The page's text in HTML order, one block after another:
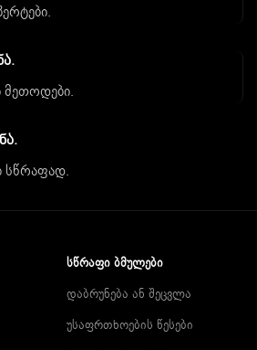
სწრაფად.
ᲡᲬᲠᲐᲤᲘ ᲑᲛᲣᲚᲔᲑᲘ
დაბრუნება ან შეცვლა
უსაფრთხოების წესები